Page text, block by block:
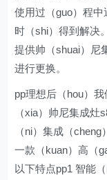
使用过（guo）程中
时（shi）得到解决
提供帅（shuai）尼
进行更换。
pp理想后（hou）
（xia）帅尼集成
（ni）集成（
一款（kuan）高（
以下特点pp1 智能